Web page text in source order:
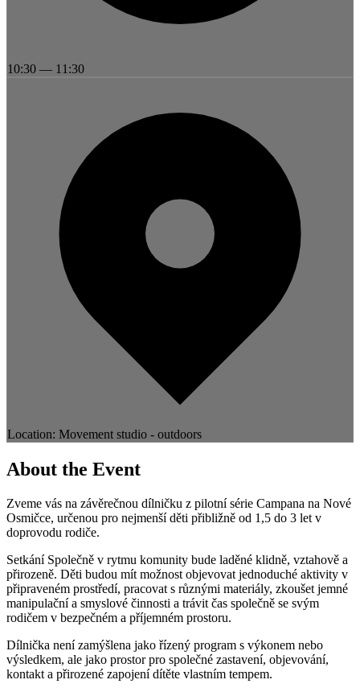
10:30 — 11:30
Location: Movement studio - outdoors
About the Event
Zveme vás na závěrečnou dílničku z pilotní série Campana na Nové
Osmičce, určenou pro nejmenší děti přibližně od 1,5 do 3 let v
doprovodu rodiče.
Setkání Společně v rytmu komunity bude laděné klidně, vztahově a
přirozeně. Děti budou mít možnost objevovat jednoduché aktivity v
připraveném prostředí, pracovat s různými materiály, zkoušet jemné
manipulační a smyslové činnosti a trávit čas společně se svým
rodičem v bezpečném a příjemném prostoru.
Dílnička není zamýšlena jako řízený program s výkonem nebo
výsledkem, ale jako prostor pro společné zastavení, objevování,
kontakt a přirozené zapojení dítěte vlastním tempem.